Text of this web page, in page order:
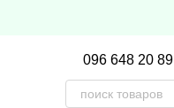
096 648 20 89